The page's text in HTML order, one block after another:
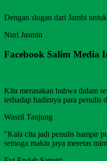
Dengan slogan dari Jambi
Nuri Jasmin
Facebook Salim Media
Kita merasakan bahwa dalam
terhadap hadirnya para penulis
Wasril Tanjung
"Kala cita jadi penulis hampir
semoga makin jaya meretas